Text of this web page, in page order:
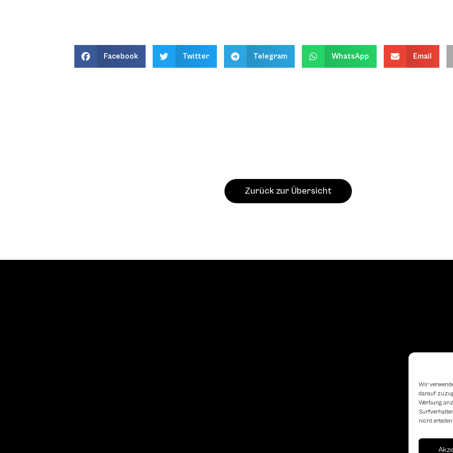
Wir
darauf
Werbung
nicht
Facebook Twitter Telegram WhatsApp Email
Zurück zur Übersicht